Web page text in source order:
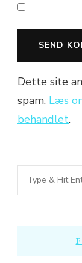
Dette site
spam. Læs
behandlet.
Looking
for